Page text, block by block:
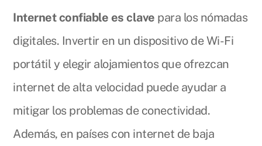
Internet confiable es clave para los nómadas
digitales. Invertir en un dispositivo de Wi-Fi
portátil y elegir alojamientos que ofrezcan
internet de alta velocidad puede ayudar a
mitigar los problemas de conectividad.
Además, en países con internet de baja